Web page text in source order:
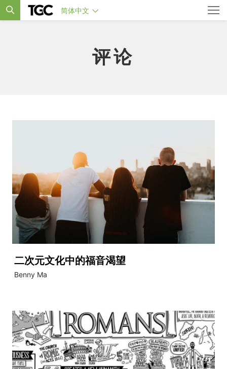
简体中文
评论
二次元文化中的福音渴望
Benny Ma